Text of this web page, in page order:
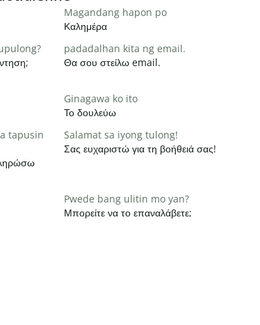
Magandang hapon po
Καλημέρα
padadalhan kita ng email.
Θα σου στείλω email.
Ginagawa ko ito
Το δουλεύω
tapusin
Salamat sa iyong tulong!
Σας ευχαριστώ για τη βοήθειά σας!
Pwede bang ulitin mo yan?
Μπορείτε να το επαναλάβετε;